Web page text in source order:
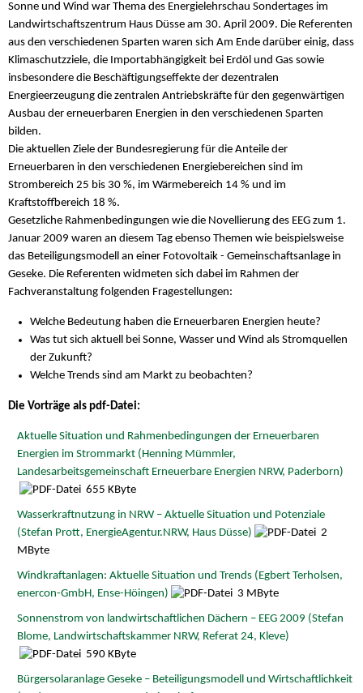
Sonne und Wind war Thema des Energielehrschau Sondertages im
Landwirtschaftszentrum Haus Düsse am 30. April 2009. Die Referenten
aus den verschiedenen Sparten waren sich Am Ende darüber einig, dass
Klimaschutzziele, die Importabhängigkeit bei Erdöl und Gas sowie
insbesondere die Beschäftigungseffekte der dezentralen
Energieerzeugung die zentralen Antriebskräfte für den gegenwärtigen
Ausbau der erneuerbaren Energien in den verschiedenen Sparten
bilden.
Die aktuellen Ziele der Bundesregierung für die Anteile der
Erneuerbaren in den verschiedenen Energiebereichen sind im
Strombereich 25 bis 30 %, im Wärmebereich 14 % und im
Kraftstoffbereich 18 %.
Gesetzliche Rahmenbedingungen wie die Novellierung des EEG zum 1.
Januar 2009 waren an diesem Tag ebenso Themen wie beispielsweise
das Beteiligungsmodell an einer Fotovoltaik - Gemeinschaftsanlage in
Geseke. Die Referenten widmeten sich dabei im Rahmen der
Fachveranstaltung folgenden Fragestellungen:
Welche Bedeutung haben die Erneuerbaren Energien heute?
Was tut sich aktuell bei Sonne, Wasser und Wind als Stromquellen
der Zukunft?
Welche Trends sind am Markt zu beobachten?
Die Vorträge als pdf-Datei:
Aktuelle Situation und Rahmenbedingungen der Erneuerbaren
Energien im Strommarkt (Henning Mümmler,
Landesarbeitsgemeinschaft Erneuerbare Energien NRW, Paderborn)
655 KByte
Wasserkraftnutzung in NRW – Aktuelle Situation und Potenziale
(Stefan Prott, EnergieAgentur.NRW, Haus Düsse)
2
MByte
Windkraftanlagen: Aktuelle Situation und Trends (Egbert Terholsen,
enercon-GmbH, Ense-Höingen)
3 MByte
Sonnenstrom von landwirtschaftlichen Dächern – EEG 2009 (Stefan
Blome, Landwirtschaftskammer NRW, Referat 24, Kleve)
590 KByte
Bürgersolaranlage Geseke – Beteiligungsmodell und Wirtschaftlichkeit